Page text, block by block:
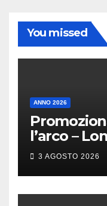
You missed
ANNO 2026
l’arco –
3 AGOSTO 2026